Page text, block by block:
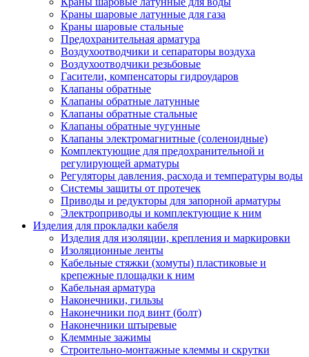
Краны шаровые латунные для газа
Краны шаровые стальные
Предохранительная арматура
Воздухоотводчики и сепараторы воздуха
Воздухоотводчики резьбовые
Гасители, компенсаторы гидроударов
Клапаны обратные
Клапаны обратные латунные
Клапаны обратные стальные
Клапаны обратные чугунные
Клапаны электромагнитные (соленоидные)
Комплектующие для предохранительной и
регулирующей арматуры
Регуляторы давления, расхода и температуры воды
Системы защиты от протечек
Приводы и редукторы для запорной арматуры
Электроприводы и комплектующие к ним
Изделия для прокладки кабеля
Изделия для изоляции, крепления и маркировки
Изоляционные ленты
Кабельные стяжки (хомуты) пластиковые и
крепежные площадки к ним
Кабельная арматура
Наконечники, гильзы
Наконечники под винт (болт)
Наконечники штыревые
Клеммные зажимы
Строительно-монтажные клеммы и скрутки